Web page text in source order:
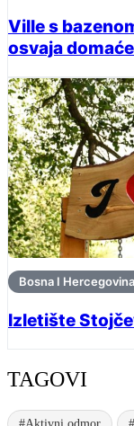
Ville s
osvaja
Bosna I Hercegovina
Izletište
TAGOVI
#Aktivni odmor